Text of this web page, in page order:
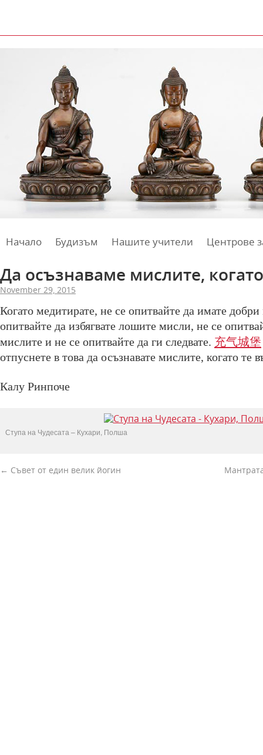
Начало Будизъм Нашите учители Центрове
Да осъзнаваме мислите,
November 29, 2015
Когато медитирате, не се опитвайте да имате
опитвайте да избягвате лошите мисли, не се
мислите и не се опитвайте да ги следвате. 充气城堡
отпуснете в това да осъзнавате мислите, когато те
Калу Ринпоче
Ступа на Чудесата – Кухари, Полша
← Съвет от един велик йогин